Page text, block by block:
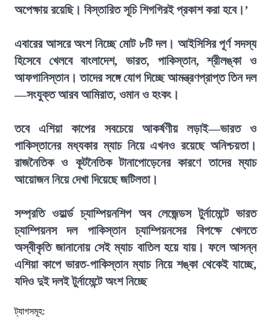
অপেক্ষায় রয়েছি। বিস্তারিত সূচি শিগগিরই প্রকাশ করা হবে।’
এবারের আসরে অংশ নিচ্ছে মোট ৮টি দল। আইসিসির পূর্ণ সদস্য
হিসেবে খেলবে বাংলাদেশ, ভারত, পাকিস্তান, শ্রীলঙ্কা ও
আফগানিস্তান। তাদের সঙ্গে যোগ দিচ্ছে আমন্ত্রণপ্রাপ্ত তিন দল
—সংযুক্ত আরব আমিরাত, ওমান ও হংকং।
তবে এশিয়া কাপের সবচেয়ে আকর্ষণীয় লড়াই—ভারত ও
পাকিস্তানের মধ্যকার ম্যাচ নিয়ে এখনও রয়েছে অনিশ্চয়তা।
রাজনৈতিক ও কূটনৈতিক টানাপোড়েনের কারণে তাদের ম্যাচ
আয়োজন নিয়ে দেখা দিয়েছে জটিলতা।
সম্প্রতি ওয়ার্ল্ড চ্যাম্পিয়নশিপ অব লেজেন্ডস টুর্নামেন্টে ভারত
চ্যাম্পিয়নস দল পাকিস্তান চ্যাম্পিয়নসের বিপক্ষে খেলতে
অস্বীকৃতি জানানোয় সেই ম্যাচ বাতিল হয়ে যায়। ফলে আসন্ন
এশিয়া কাপে ভারত-পাকিস্তান ম্যাচ নিয়ে শঙ্কা থেকেই যাচ্ছে,
যদিও দুই দলই টুর্নামেন্টে অংশ নিচ্ছে
ট্যাগসমূহ: